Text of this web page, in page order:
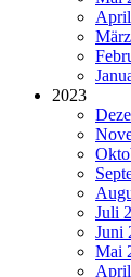
2023
Juli
Juni
Mai